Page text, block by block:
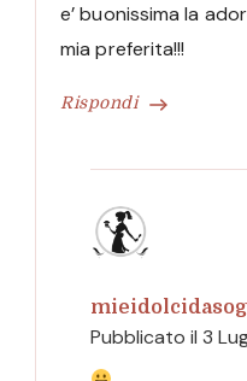
Rispondi
e’ buonissima la
mia preferita!!!
Pubblicato il 3